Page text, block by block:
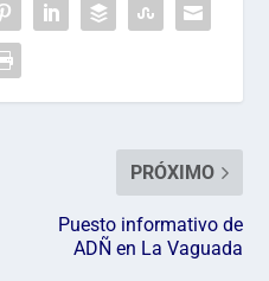
PRÓXIMO
Puesto informativo de
ADÑ en La Vaguada